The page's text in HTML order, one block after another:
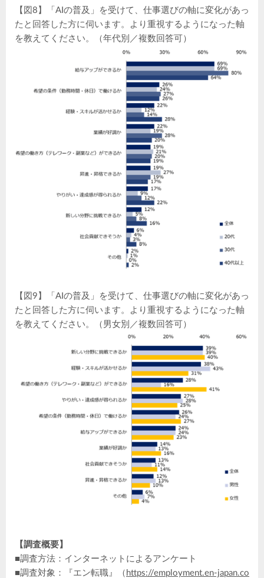
【図8】「AIの普及」を受けて、仕事選びの軸に変化があっ
たと回答した方に伺います。より重視するようになった軸
を教えてください。（年代別／複数回答可）
【図9】「AIの普及」を受けて、仕事選びの軸に変化があっ
たと回答した方に伺います。より重視するようになった軸
を教えてください。（男女別／複数回答可）
【調査概要】
■調査方法：インターネットによるアンケート
■調査対象：『エン転職』（ https://employment.en-japan.co